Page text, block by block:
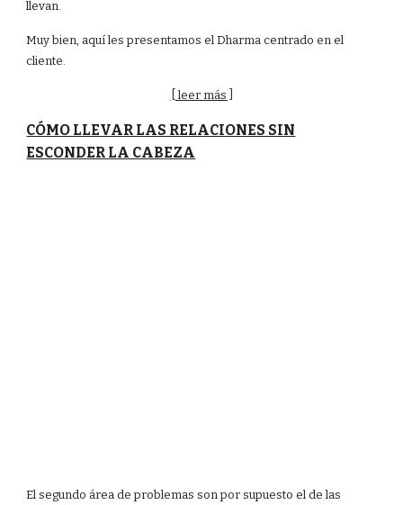
llevan.
Muy bien, aquí les presentamos el Dharma centrado en el
cliente.
[ leer más ]
CÓMO LLEVAR LAS RELACIONES SIN
ESCONDER LA CABEZA
El segundo área de problemas son por supuesto el de las